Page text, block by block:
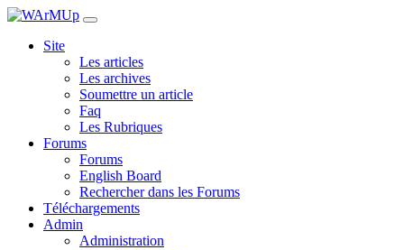
Site
Les articles
Les archives
Soumettre un article
Faq
Les Rubriques
Forums
Forums
English Board
Rechercher dans les Forums
Téléchargements
Admin
Administration